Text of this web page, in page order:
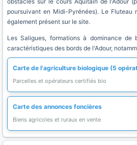
poursuivant en Midi-Pyrénées). Le Fluteau
également présent sur le site.
Les Saligues, formations à dominance de
caractéristiques des bords de l'Adour,
Carte de l'agriculture biologique (5
Parcelles et opérateurs certifiés bio
Carte des annonces foncières
Biens agricoles et ruraux en vente